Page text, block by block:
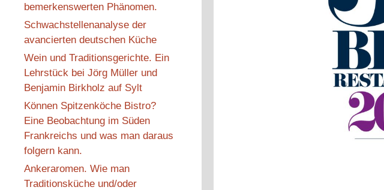
bemerkenswerten Phänomen.
Schwachstellenanalyse der
avancierten deutschen Küche
Wein und Traditionsgerichte. Ein
Lehrstück bei Jörg Müller und
Benjamin Birkholz auf Sylt
Können Spitzenköche Bistro?
Eine Beobachtung im Süden
Frankreichs und was man daraus
folgern kann.
Ankeraromen. Wie man
Traditionsküche und/oder